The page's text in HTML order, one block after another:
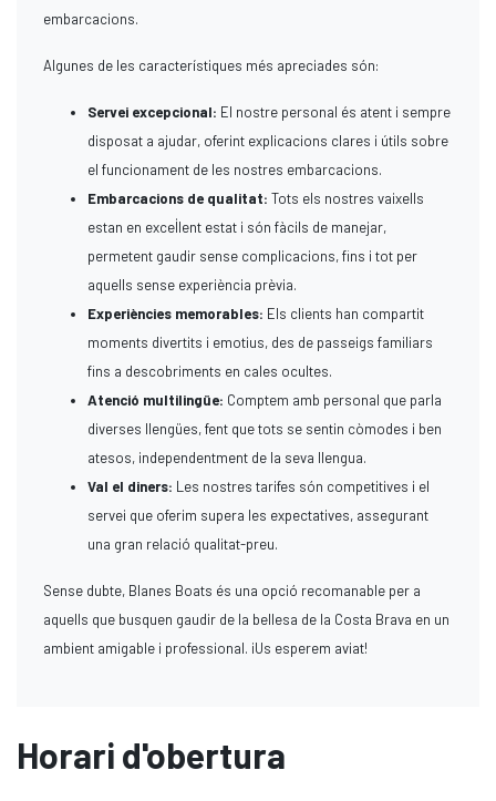
embarcacions.
Algunes de les característiques més apreciades són:
Servei excepcional: El nostre personal és atent i sempre
disposat a ajudar, oferint explicacions clares i útils sobre
el funcionament de les nostres embarcacions.
Embarcacions de qualitat: Tots els nostres vaixells
estan en excel·lent estat i són fàcils de manejar,
permetent gaudir sense complicacions, fins i tot per
aquells sense experiència prèvia.
Experiències memorables: Els clients han compartit
moments divertits i emotius, des de passeigs familiars
fins a descobriments en cales ocultes.
Atenció multilingüe: Comptem amb personal que parla
diverses llengües, fent que tots se sentin còmodes i ben
atesos, independentment de la seva llengua.
Val el diners: Les nostres tarifes són competitives i el
servei que oferim supera les expectatives, assegurant
una gran relació qualitat-preu.
Sense dubte, Blanes Boats és una opció recomanable per a
aquells que busquen gaudir de la bellesa de la Costa Brava en un
ambient amigable i professional. ¡Us esperem aviat!
Horari d'obertura